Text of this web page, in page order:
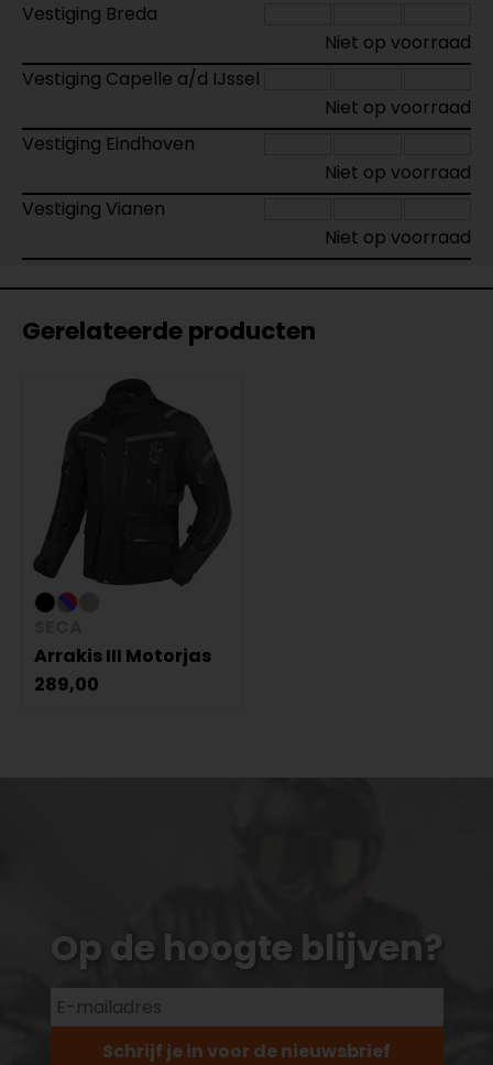
Vestiging Breda
Niet op voorraad
Vestiging Capelle a/d IJssel
Niet op voorraad
Vestiging Eindhoven
Niet op voorraad
Vestiging Vianen
Niet op voorraad
Gerelateerde producten
Arrakis III Motorjas
289,00
Op de hoogte blijven?
Schrijf je in voor de nieuwsbrief